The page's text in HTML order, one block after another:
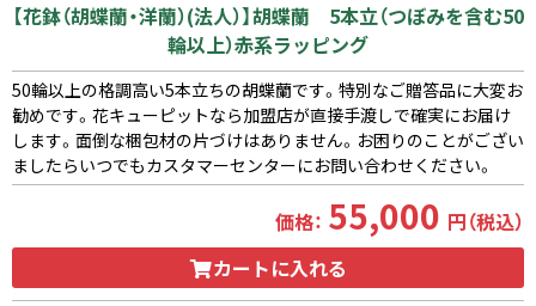
【花鉢（胡蝶蘭・洋蘭）(法人）】胡蝶蘭 5本立（つぼみを含む50
輪以上）赤系ラッピング
50輪以上の格調高い5本立ちの胡蝶蘭です。特別なご贈答品に大変お
勧めです。花キューピットなら加盟店が直接手渡しで確実にお届け
します。面倒な梱包材の片づけはありません。お困りのことがござい
ましたらいつでもカスタマーセンターにお問い合わせください。
価格： 55,000 円（税込）
カートに入れる